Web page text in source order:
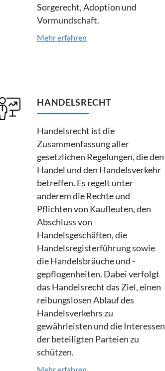
Sorgerecht, Adoption und
Vormundschaft.
Mehr erfahren
HANDELSRECHT
Handelsrecht ist die
Zusammenfassung aller
gesetzlichen Regelungen, die den
Handel und den Handelsverkehr
betreffen. Es regelt unter
anderem die Rechte und
Pflichten von Kaufleuten, den
Abschluss von
Handelsgeschäften, die
Handelsregisterführung sowie
die Handelsbräuche und -
gepflogenheiten. Dabei verfolgt
das Handelsrecht das Ziel, einen
reibungslosen Ablauf des
Handelsverkehrs zu
gewährleisten und die Interessen
der beteiligten Parteien zu
schützen.
Mehr erfahren